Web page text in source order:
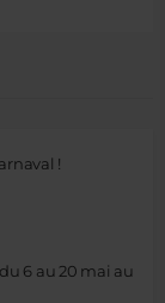
!
6 au 20 mai au